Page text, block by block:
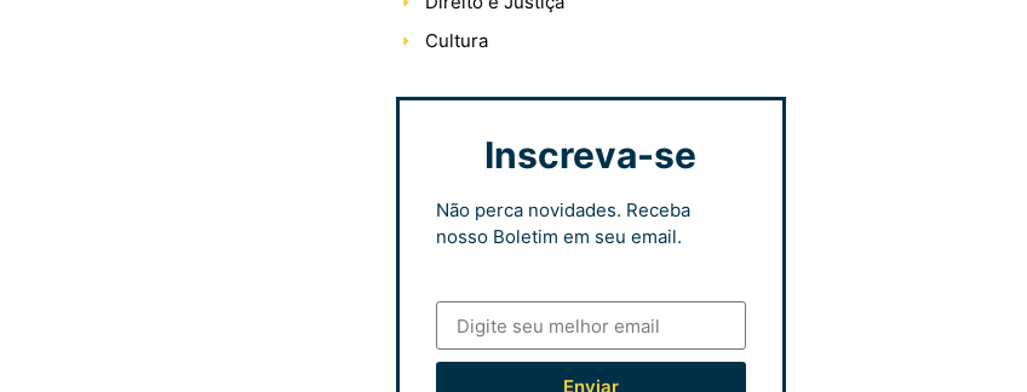
Cultura
Inscreva-se
Não perca novidades. Receba
nosso Boletim em seu email.
Enviar